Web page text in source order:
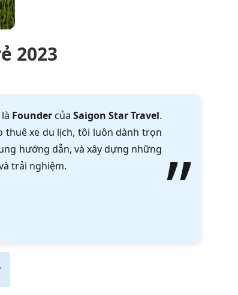
2023
là Foundercủa Saigon Star Travel.
thuê xe du lịch, tôi luôn dành trọn
hướng dẫn, và xây dựng những
trải nghiệm.